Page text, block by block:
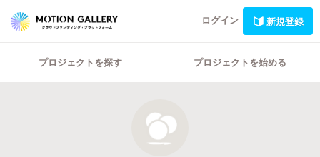
ログイン 新規登録
プロジェクトを探す プロジェクトを始める